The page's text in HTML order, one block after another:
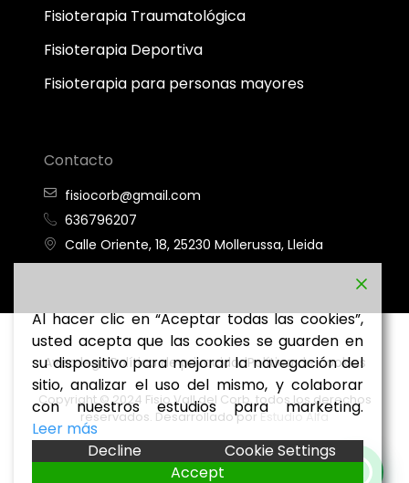
Fisioterapia Traumatológica
Fisioterapia Deportiva
Fisioterapia para personas mayores
Contacto
fisiocorb@gmail.com
636796207
Calle Oriente, 18, 25230 Mollerussa, Lleida
Aviso legalPolítica de privacidadPolítica de cookies
Copyright © 2024 Fisio Vall del Corb, todos los derechos
reservados. Desarrollado por Estudio Alfa
Al hacer clic en “Aceptar todas las cookies”,
usted acepta que las cookies se guarden en
su dispositivo para mejorar la navegación del
sitio, analizar el uso del mismo, y colaborar
con nuestros estudios para marketing.
Leer más
Decline
Cookie Settings
Accept